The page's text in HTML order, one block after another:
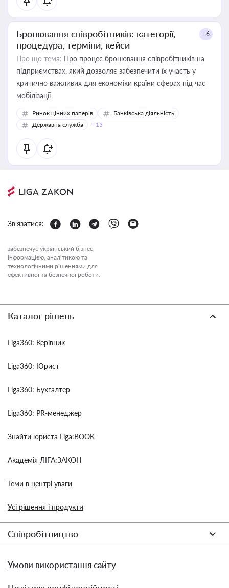
Бронювання співробітників: категорії,
процедура, терміни, кейси
+6
Про що тема: Про процес бронювання співробітників на
підприємствах, який дозволяє забезпечити їх участь у
критично важливих для економіки країни сферах під час
мобілізації
Ринок цінних паперів
Банківська діяльність
Державна служба
+13
Зв'язатися:
забезпечує український бізнес
інформацією, аналітикою та
технологічними рішеннями для
ефективної та безпечної роботи.
Каталог рішень
Liga360: Керівник
Liga360: Юрист
Liga360: Бухгалтер
Liga360: PR-менеджер
Знайти юриста Liga:BOOK
Академія ЛІГА:ЗАКОН
Теми в центрі уваги
Усі рішення і продукти
Співробітництво
Умови використання сайту